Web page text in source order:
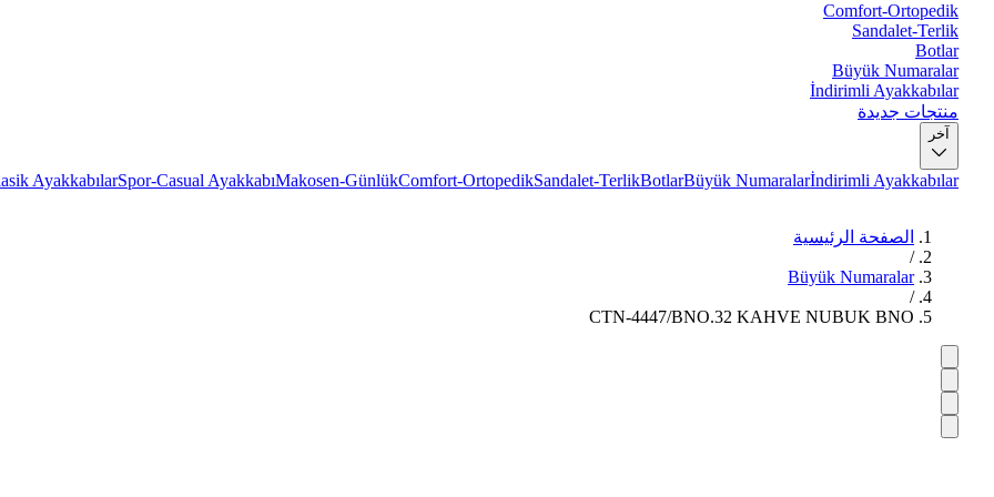
Comfort-Ortopedik
Sandalet-Terlik
Botlar
Büyük Numaralar
İndirimli Ayakkabılar
منتجات جديدة
آخر
AyakkabılarSpor-Casual AyakkabıMakosen-GünlükComfort-OrtopedikSandalet-TerlikBotlarBüyük Numaralarİndirimli Ayakkabılar
الصفحة الرئيسية
/
Büyük Numaralar
/
CTN-4447/BNO.32 KAHVE NUBUK BNO